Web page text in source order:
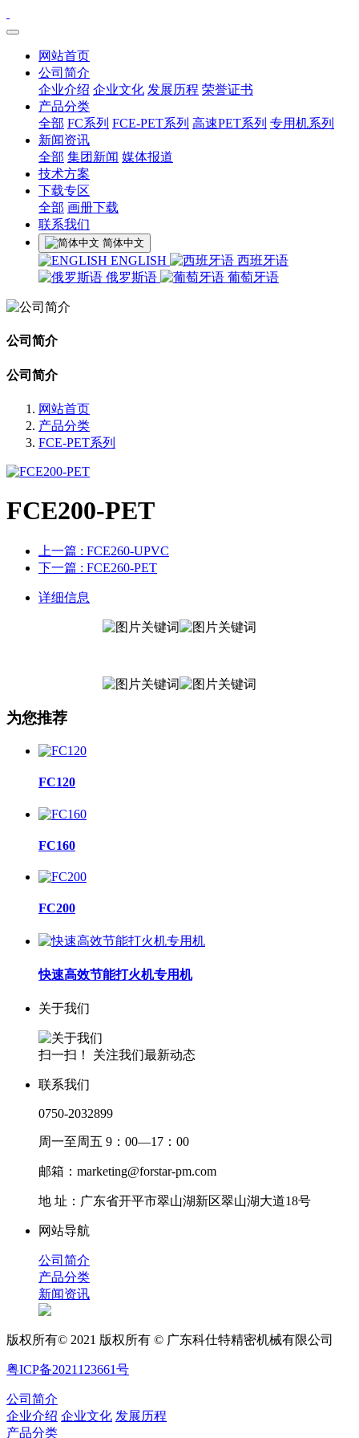
网站首页
公司简介
企业介绍 企业文化 发展历程 荣誉证书
产品分类
全部 FC系列 FCE-PET系列 高速PET系列 专用机系列
新闻资讯
全部 集团新闻 媒体报道
技术方案
下载专区
全部 画册下载
联系我们
简体中文
ENGLISH
西班牙语
俄罗斯语
葡萄牙语
公司简介
公司简介
网站首页
产品分类
FCE-PET系列
FCE200-PET
上一篇 : FCE260-UPVC
下一篇 : FCE260-PET
详细信息
为您推荐
FC120
FC160
FC200
快速高效节能打火机专用机
关于我们
扫一扫！ 关注我们最新动态
联系我们
0750-2032899
周一至周五 9：00—17：00
邮箱：marketing@forstar-pm.com
地 址：广东省开平市翠山湖新区翠山湖大道18号
网站导航
公司简介
产品分类
新闻资讯
版权所有© 2021 版权所有 © 广东科仕特精密机械有限公司
粤ICP备2021123661号
公司简介
企业介绍 企业文化 发展历程
产品分类